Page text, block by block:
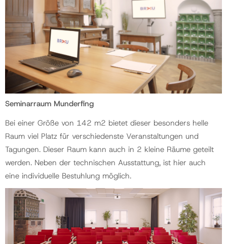
Seminarraum Munderfing
Bei einer Größe von 142 m2 bietet dieser besonders helle
Raum viel Platz für verschiedenste Veranstaltungen und
Tagungen. Dieser Raum kann auch in 2 kleine Räume geteilt
werden. Neben der technischen Ausstattung, ist hier auch
eine individuelle Bestuhlung möglich.